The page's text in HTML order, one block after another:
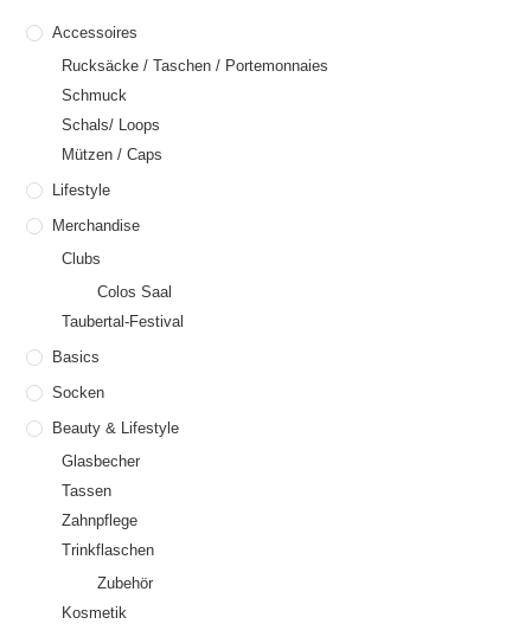
Accessoires
Rucksäcke / Taschen / Portemonnaies
Schmuck
Schals/ Loops
Mützen / Caps
Lifestyle
Merchandise
Clubs
Colos Saal
Taubertal-Festival
Basics
Socken
Beauty & Lifestyle
Glasbecher
Tassen
Zahnpflege
Trinkflaschen
Zubehör
Kosmetik